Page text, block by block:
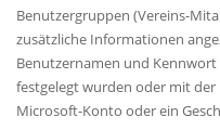
Benutzergruppen (Vereins-
zusätzliche Informationen
Benutzernamen und
festgelegt wurden oder mit
Microsoft-Konto oder ein